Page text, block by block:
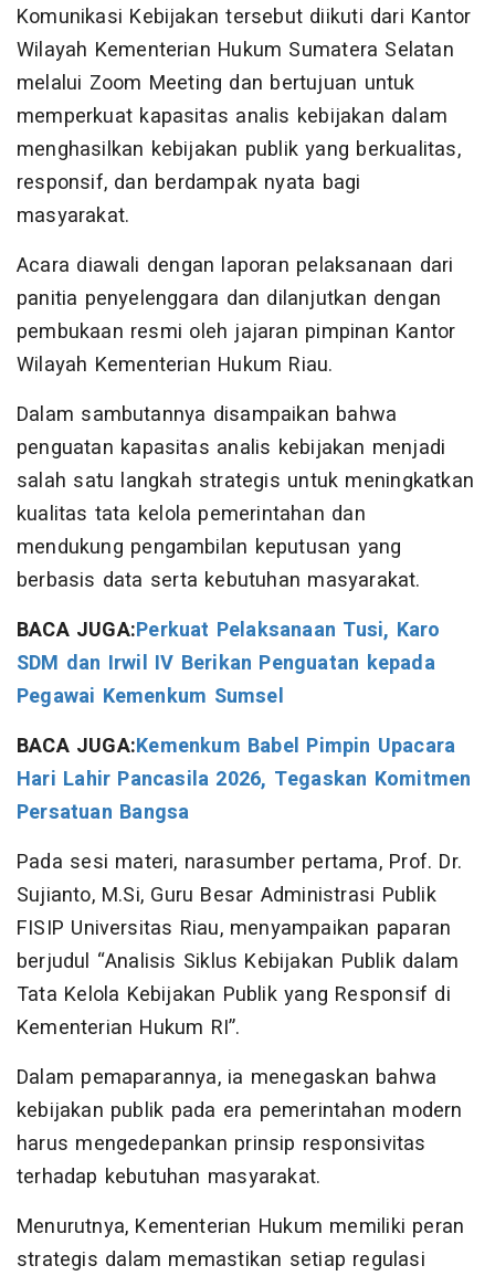
Komunikasi Kebijakan tersebut diikuti dari Kantor
Wilayah Kementerian Hukum Sumatera Selatan
melalui Zoom Meeting dan bertujuan untuk
memperkuat kapasitas analis kebijakan dalam
menghasilkan kebijakan publik yang berkualitas,
responsif, dan berdampak nyata bagi
masyarakat.
Acara diawali dengan laporan pelaksanaan dari
panitia penyelenggara dan dilanjutkan dengan
pembukaan resmi oleh jajaran pimpinan Kantor
Wilayah Kementerian Hukum Riau.
Dalam sambutannya disampaikan bahwa
penguatan kapasitas analis kebijakan menjadi
salah satu langkah strategis untuk meningkatkan
kualitas tata kelola pemerintahan dan
mendukung pengambilan keputusan yang
berbasis data serta kebutuhan masyarakat.
BACA JUGA:Perkuat Pelaksanaan Tusi, Karo
SDM dan Irwil IV Berikan Penguatan kepada
Pegawai Kemenkum Sumsel
BACA JUGA:Kemenkum Babel Pimpin Upacara
Hari Lahir Pancasila 2026, Tegaskan Komitmen
Persatuan Bangsa
Pada sesi materi, narasumber pertama, Prof. Dr.
Sujianto, M.Si, Guru Besar Administrasi Publik
FISIP Universitas Riau, menyampaikan paparan
berjudul “Analisis Siklus Kebijakan Publik dalam
Tata Kelola Kebijakan Publik yang Responsif di
Kementerian Hukum RI”.
Dalam pemaparannya, ia menegaskan bahwa
kebijakan publik pada era pemerintahan modern
harus mengedepankan prinsip responsivitas
terhadap kebutuhan masyarakat.
Menurutnya, Kementerian Hukum memiliki peran
strategis dalam memastikan setiap regulasi